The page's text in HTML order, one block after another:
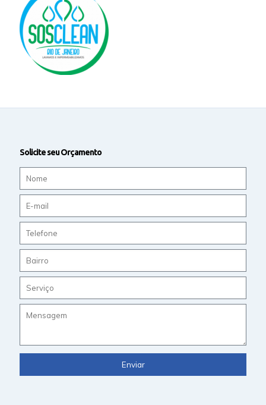
Solicite seu Orçamento